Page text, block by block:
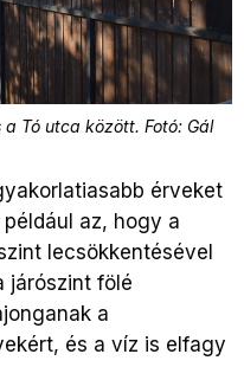
Tó utca között. Fotó: Gál
érveket
az, hogy a
lecsökkentésével
járószint fölé
a
és a víz is elfagy